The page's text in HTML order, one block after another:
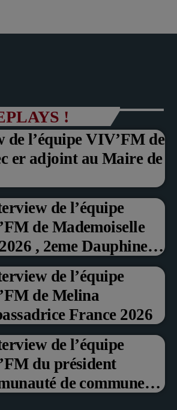
!
de l’équipe VIV’FM de
er adjoint au Maire de
de l’équipe
de Mademoiselle
, 2eme Dauphine et
Public , Marche aux
rouge Noyon 2026
de l’équipe
de Melina
France 2026
de l’équipe
du président
de communes